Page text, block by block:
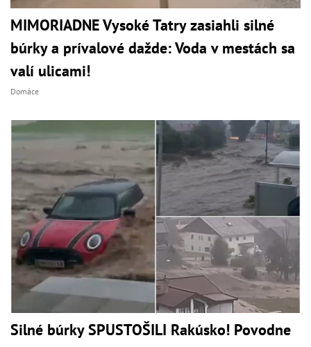
MIMORIADNE Vysoké Tatry zasiahli silné
búrky a prívalové dažde: Voda v mestách sa
valí ulicami!
Domáce
Silné búrky SPUSTOŠILI Rakúsko! Povodne